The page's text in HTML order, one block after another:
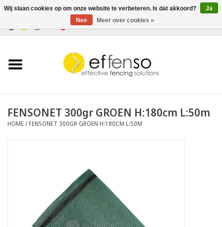
Documenten
FENSONET 300gr GROEN H:180cm L:50m
HOME /FENSONET 300GR GROEN H:180CM L:50M
Wij slaan cookies op om onze website te verbeteren. Is dat akkoord?
Ja
Nee
Meer over cookies »